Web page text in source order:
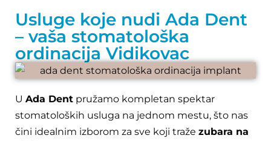
Usluge koje nudi Ada Dent
– vaša stomatološka
ordinacija Vidikovac
U Ada Dent pružamo kompletan spektar
stomatoloških usluga na jednom mestu, što nas
čini idealnim izborom za sve koji traže zubara na